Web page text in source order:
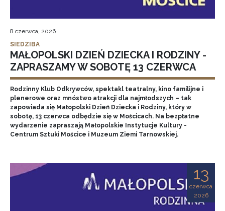
8 czerwca, 2026
SIEDZIBA
MAŁOPOLSKI DZIEŃ DZIECKA I RODZINY -
ZAPRASZAMY W SOBOTĘ 13 CZERWCA
Rodzinny Klub Odkrywców, spektakl teatralny, kino familijne i
plenerowe oraz mnóstwo atrakcji dla najmłodszych – tak
zapowiada się Małopolski Dzień Dziecka i Rodziny, który w
sobotę, 13 czerwca odbędzie się w Mościcach. Na bezpłatne
wydarzenie zapraszają Małopolskie Instytucje Kultury -
Centrum Sztuki Mościce i Muzeum Ziemi Tarnowskiej.
13
czerwca
2026